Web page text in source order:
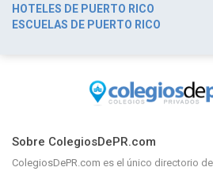
HOTELES DE PUERTO RICO
ESCUELAS DE PUERTO RICO
Sobre ColegiosDePR.com
ColegiosDePR.com es el único directorio de